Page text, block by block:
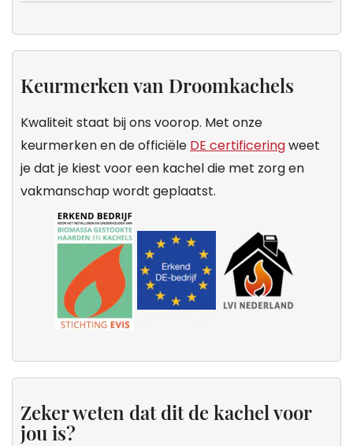
Keurmerken van Droomkachels
Kwaliteit staat bij ons voorop. Met onze
keurmerken en de officiële DE certificeringweet
je dat je kiest voor een kachel die met zorg en
vakmanschap wordt geplaatst.
Zeker weten dat dit de kachel voor
jou is?